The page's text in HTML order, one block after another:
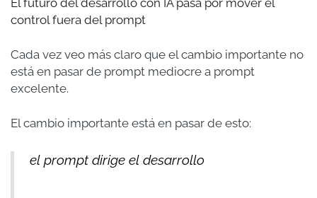
control fuera del prompt
Cada vez veo más claro que el cambio importante no
está en pasar de prompt mediocre a prompt
excelente.
El cambio importante está en pasar de esto:
el prompt dirige el desarrollo